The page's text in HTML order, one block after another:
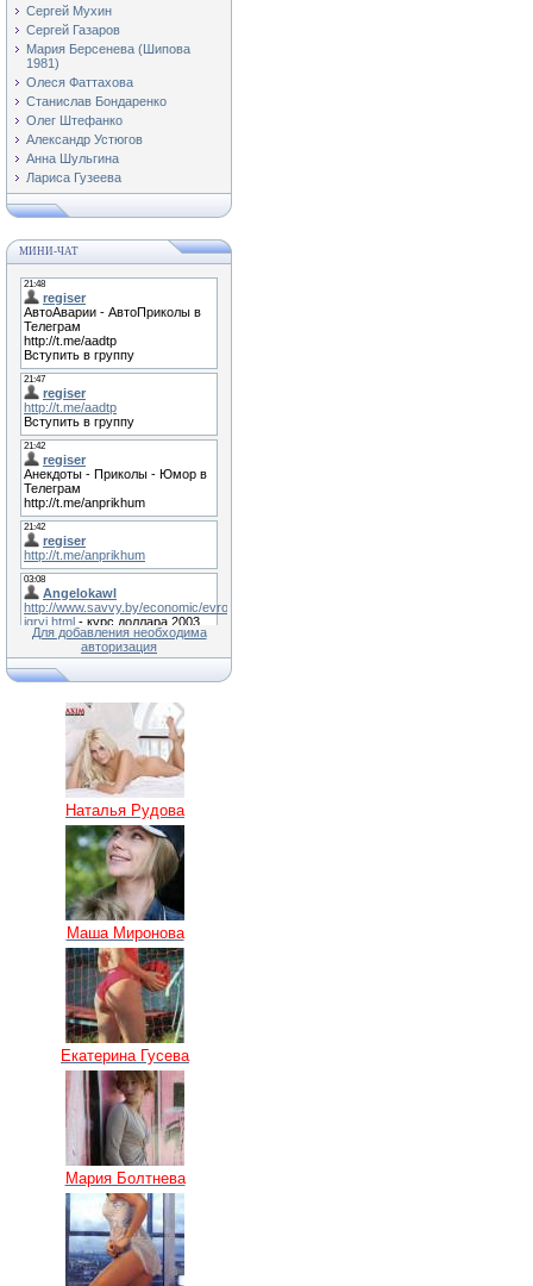
Сергей Мухин
Сергей Газаров
Мария Берсенева (Шипова
1981)
Олеся Фаттахова
Станислав Бондаренко
Олег Штефанко
Александр Устюгов
Анна Шульгина
Лариса Гузеева
МИНИ-ЧАТ
Для добавления необходима
авторизация
Наталья Рудова
Маша Миронова
Екатерина Гусева
Мария Болтнева